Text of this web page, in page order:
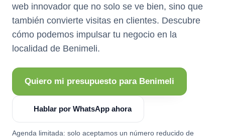
web innovador que no solo se ve bien, sino que
también convierte visitas en clientes. Descubre
cómo podemos impulsar tu negocio en la
localidad de Benimeli.
Quiero mi presupuesto para Benimeli
Hablar por WhatsApp ahora
Agenda limitada: solo aceptamos un número reducido de